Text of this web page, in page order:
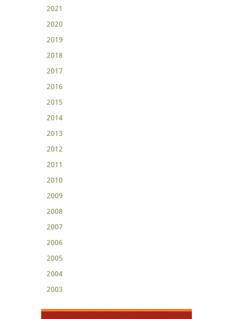
2021
2020
2019
2018
2017
2016
2015
2014
2013
2012
2011
2010
2009
2008
2007
2006
2005
2004
2003